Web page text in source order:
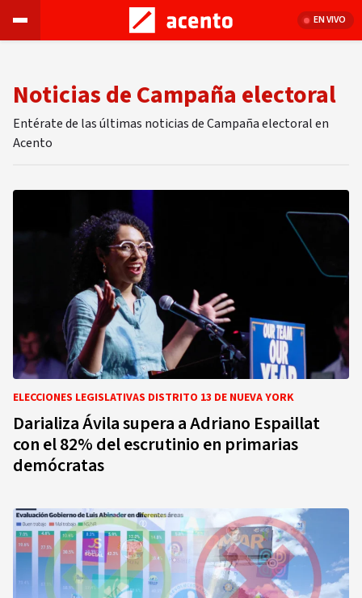
EN VIVO
Noticias de Campaña electoral
Entérate de las últimas noticias de Campaña electoral en
Acento
ELECCIONES LEGISLATIVAS DISTRITO 13 DE NUEVA YORK
Darializa Ávila supera a Adriano Espaillat
con el 82% del escrutinio en primarias
demócratas